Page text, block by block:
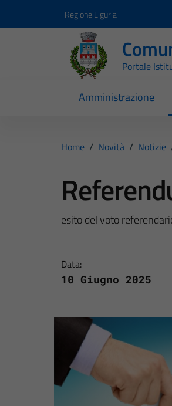
Regione Liguria
Portale
Amministrazione
Home / Novità / Notizie
esito del voto
Data:
10 Giugno 2025